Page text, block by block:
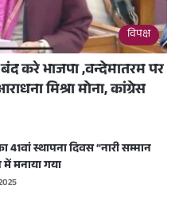
विपक्ष
करे भाजपा ,वन्देमातरम पर
मिश्रा मोना, कांग्रेस
41वां स्थापना दिवस “नारी सम्मान
मनाया गया